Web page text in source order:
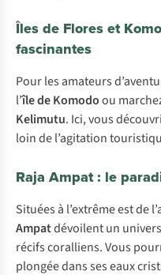
Îles de Flores et
fascinantes
Pour les amateurs
l’île de Komodoou
Kelimutu. Ici, vous
loin de l’agitation
Raja Ampat : le
Situées à l’extrême est de
Ampatdévoilent un
récifs coralliens. Vous
plongée dans ses eaux